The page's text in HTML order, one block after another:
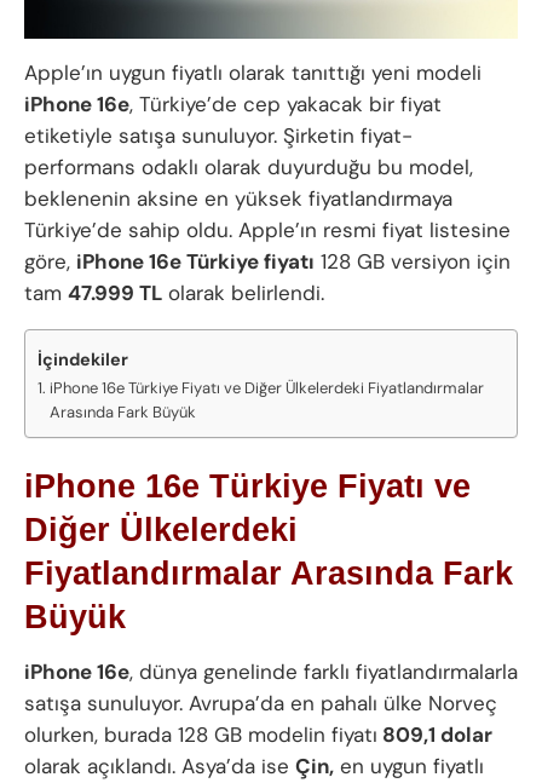
Apple’ın uygun fiyatlı olarak tanıttığı yeni modeli
iPhone 16e, Türkiye’de cep yakacak bir fiyat
etiketiyle satışa sunuluyor. Şirketin fiyat-
performans odaklı olarak duyurduğu bu model,
beklenenin aksine en yüksek fiyatlandırmaya
Türkiye’de sahip oldu. Apple’ın resmi fiyat listesine
göre, iPhone 16e Türkiye fiyatı 128 GB versiyon için
tam 47.999 TL olarak belirlendi.
İçindekiler
iPhone 16e Türkiye Fiyatı ve Diğer Ülkelerdeki Fiyatlandırmalar
Arasında Fark Büyük
iPhone 16e Türkiye Fiyatı ve
Diğer Ülkelerdeki
Fiyatlandırmalar Arasında Fark
Büyük
iPhone 16e, dünya genelinde farklı fiyatlandırmalarla
satışa sunuluyor. Avrupa’da en pahalı ülke Norveç
olurken, burada 128 GB modelin fiyatı 809,1 dolar
olarak açıklandı. Asya’da ise Çin, en uygun fiyatlı